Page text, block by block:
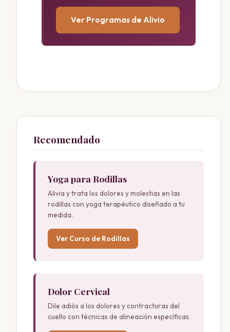
Ver Programas de Alivio
Recomendado
Yoga para Rodillas
Alivia y trata los dolores y molestias en las
rodillas con yoga terapéutico diseñado a tu
medida.
Ver Curso de Rodillas
Dolor Cervical
Dile adiós a los dolores y contracturas del
cuello con técnicas de alineación específicas.